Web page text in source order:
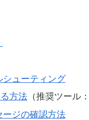
シューティング
方法（推奨ツール：
ジの確認方法